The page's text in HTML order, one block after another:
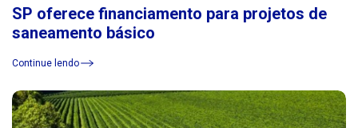
SP oferece financiamento para projetos de
saneamento básico
Continue lendo